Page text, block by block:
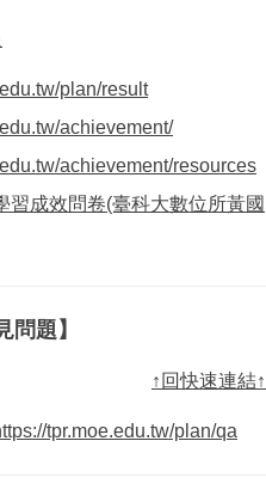
plan/result
achievement/
achievement/resources
成效問卷(臺科大數位所黃國
問題】
↑回快速連結↑
tpr.moe.edu.tw/plan/qa